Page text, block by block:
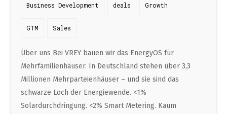
INTERNSHIPS (31)
SEEKING CO-FOUNDERS (4) OTHER (2)
DATA SCIENCE (4)
YGO (4)
BUENA (4)
OVER99 (4)
CEF AI (3)
PANDATA (2)
Understanding Wage Tax & Contributions
Freelancing in Berlin
Office Space in Berlin
Co-Working Spaces in Berlin
Hiring Employees and Freelancers in Germany – What’s
Business Development deals Growth
GTM Sales
Über uns Bei VREY bauen wir das EnergyOS für
Mehrfamilienhäuser. In Deutschland stehen über 3,3
Millionen Mehrparteienhäuser – und sie sind das
schwarze Loch der Energiewende. <1%
Solardurchdringung. <2% Smart Metering. Kaum